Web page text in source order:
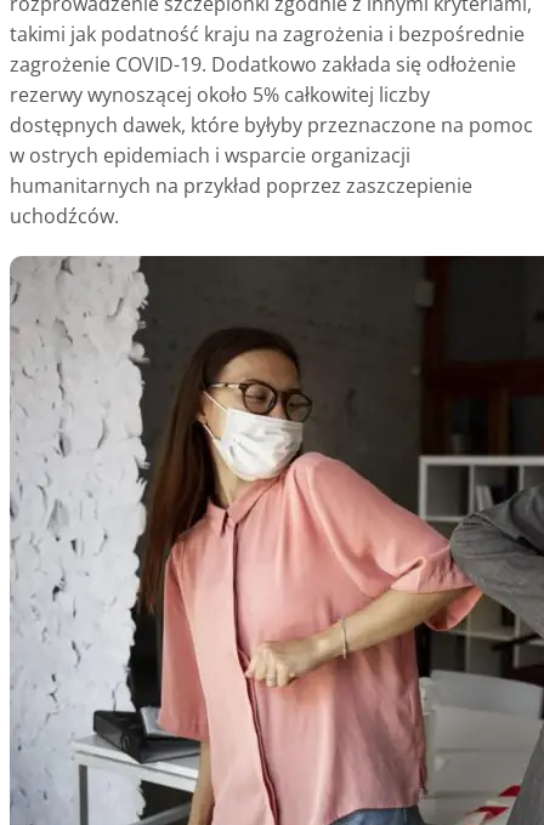
takimi jak podatność kraju na zagrożenia i bezpośrednie
zagrożenie COVID-19. Dodatkowo zakłada się odłożenie
rezerwy wynoszącej około 5% całkowitej liczby
dostępnych dawek, które byłyby przeznaczone na pomoc
w ostrych epidemiach i wsparcie organizacji
humanitarnych na przykład poprzez zaszczepienie
uchodźców.